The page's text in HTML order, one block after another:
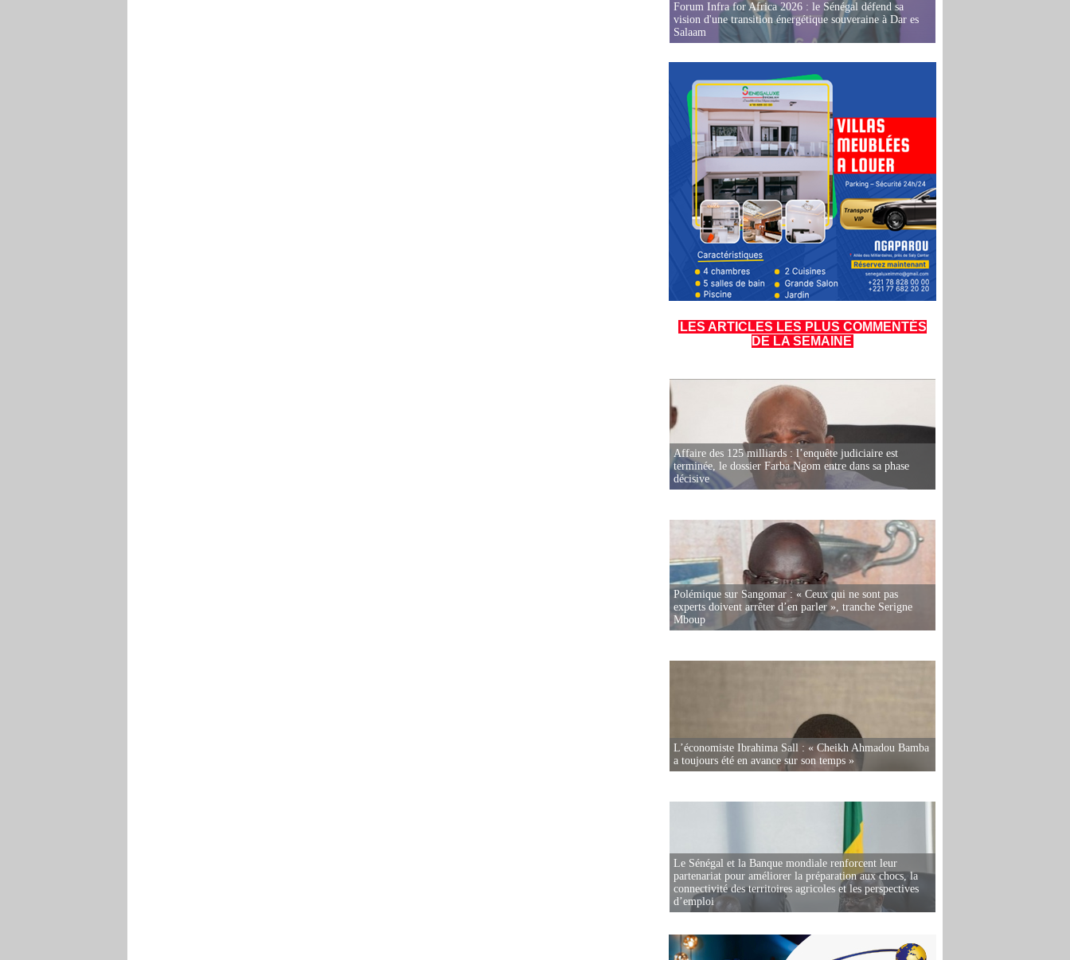
Forum Infra for Africa 2026 : le Sénégal défend sa
vision d'une transition énergétique souveraine à Dar es
Salaam
LES ARTICLES LES PLUS COMMENTÉS
DE LA SEMAINE
Affaire des 125 milliards : l’enquête judiciaire est
terminée, le dossier Farba Ngom entre dans sa phase
décisive
Polémique sur Sangomar : « Ceux qui ne sont pas
experts doivent arrêter d’en parler », tranche Serigne
Mboup
L’économiste Ibrahima Sall : « Cheikh Ahmadou Bamba
a toujours été en avance sur son temps »
Le Sénégal et la Banque mondiale renforcent leur
partenariat pour améliorer la préparation aux chocs, la
connectivité des territoires agricoles et les perspectives
d’emploi